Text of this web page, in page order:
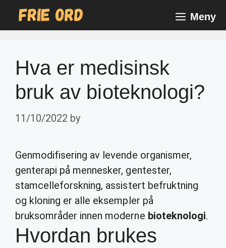
Meny
Hva er medisinsk
bruk av bioteknologi?
11/10/2022 by
Genmodifisering av levende organismer,
genterapi på mennesker, gentester,
stamcelleforskning, assistert befruktning
og kloning er alle eksempler på
bruksområder innen moderne bioteknologi.
Hvordan brukes